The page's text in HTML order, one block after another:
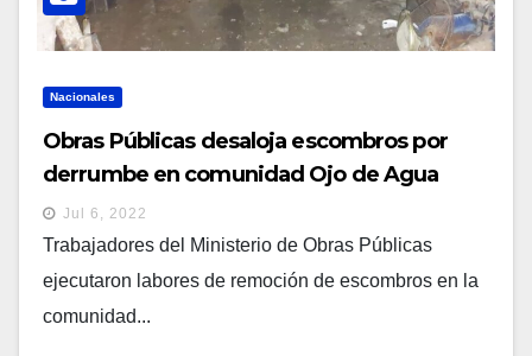
Nacionales
Obras Públicas desaloja escombros por
derrumbe en comunidad Ojo de Agua
Jul 6, 2022
Trabajadores del Ministerio de Obras Públicas
ejecutaron labores de remoción de escombros en la
comunidad...